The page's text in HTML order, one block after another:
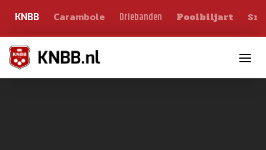
KNBB Carambole Driebanden Poolbiljart